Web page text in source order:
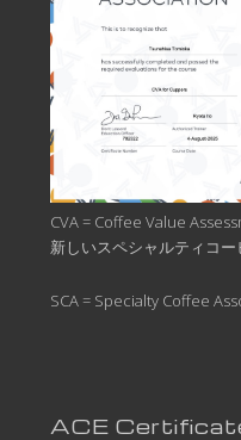
CVA = Coffee Value
新しいスペシャルティコ
SCA = Specialty Coffee
ACE